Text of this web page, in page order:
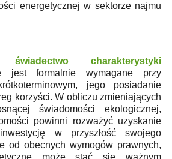
energetycznej w sektorze najmu
świadectwo charakterystyki
jest formalnie wymagane przy
jego posiadanie
korzyści. W obliczu zmieniających
świadomości ekologicznej,
powinni rozważyć uzyskanie
w przyszłość swojego
od obecnych wymogów prawnych,
może stać się ważnym